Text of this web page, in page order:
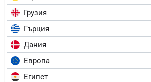
Грузия
Гърция
Дания
Европа
Египет